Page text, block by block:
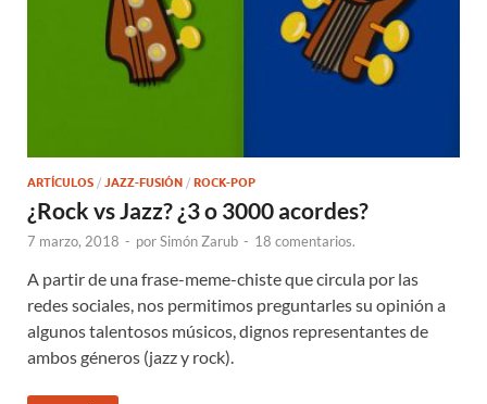
ARTÍCULOS / JAZZ-FUSIÓN / ROCK-POP
¿Rock vs Jazz? ¿3 o 3000 acordes?
7 marzo, 2018 - porSimón Zarub - 18 comentarios.
A partir de una frase-meme-chiste que circula por las
redes sociales, nos permitimos preguntarles su opinión a
algunos talentosos músicos, dignos representantes de
ambos géneros (jazz y rock).